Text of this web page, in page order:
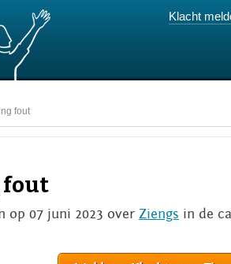
Klacht
fout
fout
op 07 juni 2023 over Ziengs in de